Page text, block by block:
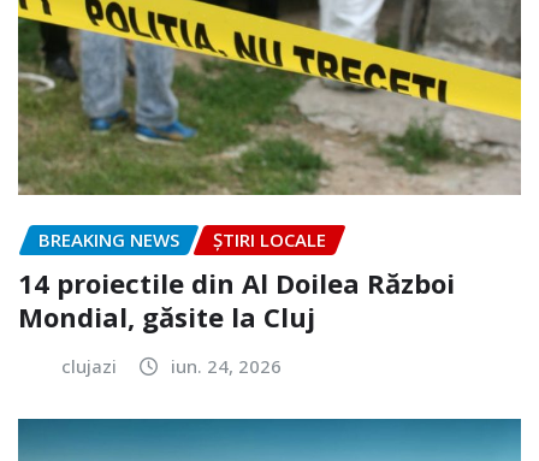
BREAKING NEWS ȘTIRI LOCALE
14 proiectile din Al Doilea Război
Mondial, găsite la Cluj
clujazi iun. 24, 2026